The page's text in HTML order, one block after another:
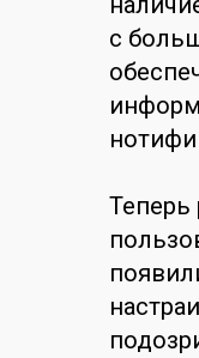
с
Теперь